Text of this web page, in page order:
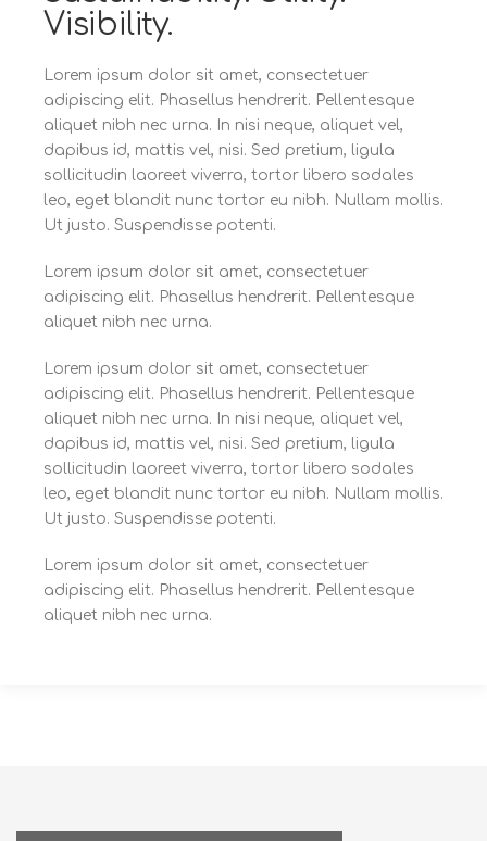
Project Management
Visibility.
Lorem ipsum dolor sit amet, consectetuer
adipiscing elit. Phasellus hendrerit. Pellentesque
aliquet nibh nec urna. In nisi neque, aliquet vel,
dapibus id, mattis vel, nisi. Sed pretium, ligula
sollicitudin laoreet viverra, tortor libero sodales
leo, eget blandit nunc tortor eu nibh. Nullam mollis.
Ut justo. Suspendisse potenti.
Lorem ipsum dolor sit amet, consectetuer
adipiscing elit. Phasellus hendrerit. Pellentesque
aliquet nibh nec urna.
Lorem ipsum dolor sit amet, consectetuer
adipiscing elit. Phasellus hendrerit. Pellentesque
aliquet nibh nec urna. In nisi neque, aliquet vel,
dapibus id, mattis vel, nisi. Sed pretium, ligula
sollicitudin laoreet viverra, tortor libero sodales
leo, eget blandit nunc tortor eu nibh. Nullam mollis.
Ut justo. Suspendisse potenti.
Lorem ipsum dolor sit amet, consectetuer
adipiscing elit. Phasellus hendrerit. Pellentesque
aliquet nibh nec urna.